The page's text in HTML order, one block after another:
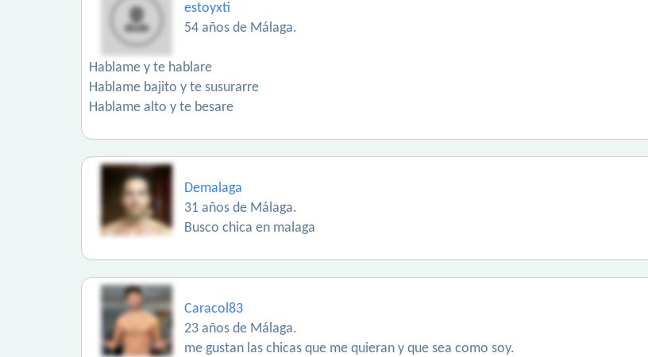
estoyxti
54 años de Málaga.
Hablame y te hablare
Hablame bajito y te susurarre
Hablame alto y te besare
Demalaga
31 años de Málaga.
Busco chica en malaga
Caracol83
23 años de Málaga.
me gustan las chicas que me quieran y que sea como soy.